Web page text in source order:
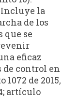
Incluye la
de los
que se
eficaz
de control en
de 2015,
artículo